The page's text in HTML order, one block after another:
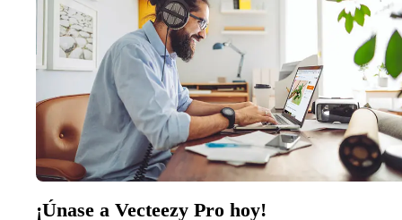
¡Únase a Vecteezy Pro hoy!